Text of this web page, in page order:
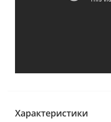
Характеристики